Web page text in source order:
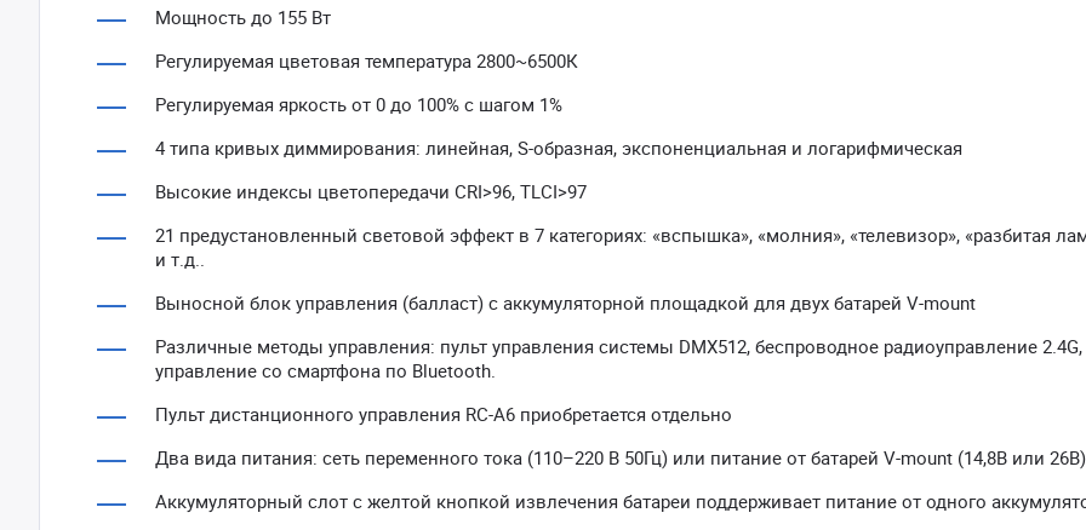
Мощность до 155 Вт
Регулируемая цветовая температура 2800~6500К
Регулируемая яркость от 0 до 100% с шагом 1%
4 типа кривых диммирования: линейная, S-образная, экспоненциальная и логарифмическая
Высокие индексы цветопередачи CRI>96, TLCI>97
21 предустановленный световой эффект в 7 категориях: «вспышка», «молния», «телевизор», «разбитая
и т.д..
Выносной блок управления (балласт) с аккумуляторной площадкой для двух батарей V-mount
Различные методы управления: пульт управления системы DMX512, беспроводное радиоуправление 2.4G,
управление со смартфона по Bluetooth.
Пульт дистанционного управления RC-A6 приобретается отдельно
Два вида питания: сеть переменного тока (110–220 В 50Гц) или питание от батарей V-mount (14,8В или 26В).
Аккумуляторный слот с желтой кнопкой извлечения батареи поддерживает питание от одного